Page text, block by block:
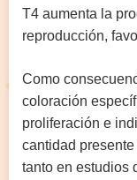
T4 aumenta la
reproducción,
Como
coloración
proliferación e
cantidad
tanto en estudios